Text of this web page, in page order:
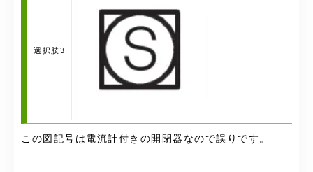
選択肢3.
この図記号は電流計付きの開閉器なので誤りです。